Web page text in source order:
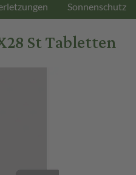
Sonnenschutz
St Tabletten